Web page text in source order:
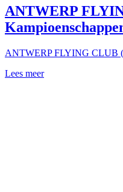
ANTWERP
ANTWERP FLYING CLUB
Lees meer